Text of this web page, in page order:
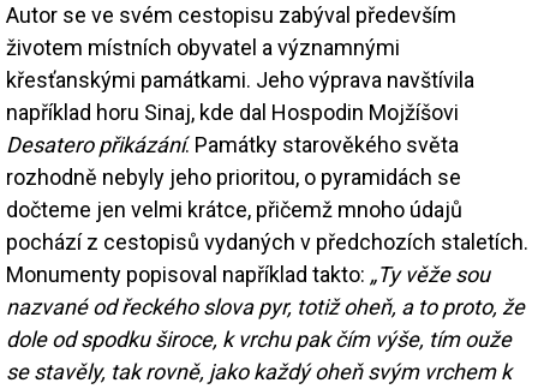
Autor se ve svém cestopisu zabýval především
životem místních obyvatel a významnými
křesťanskými památkami. Jeho výprava navštívila
například horu Sinaj, kde dal Hospodin Mojžíšovi
Desatero přikázání. Památky starověkého světa
rozhodně nebyly jeho prioritou, o pyramidách se
dočteme jen velmi krátce, přičemž mnoho údajů
pochází z cestopisů vydaných v předchozích staletích.
Monumenty popisoval například takto: „Ty věže sou
nazvané od řeckého slova pyr, totiž oheň, a to proto, že
dole od spodku široce, k vrchu pak čím výše, tím ouže
se stavěly, tak rovně, jako každý oheň svým vrchem k